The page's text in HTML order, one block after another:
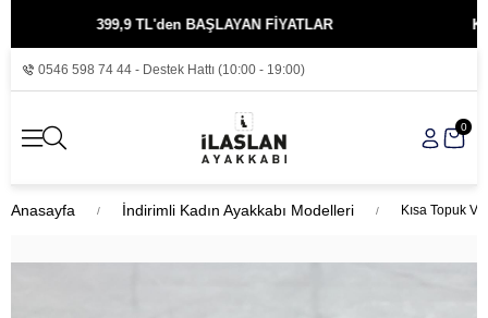
399,9 TL'den BAŞLAYAN FİYATLAR KREDİ
0546 598 74 44 - Destek Hattı (10:00 - 19:00)
0
Anasayfa İndirimli Kadın Ayakkabı Modelleri Kısa Topuk V